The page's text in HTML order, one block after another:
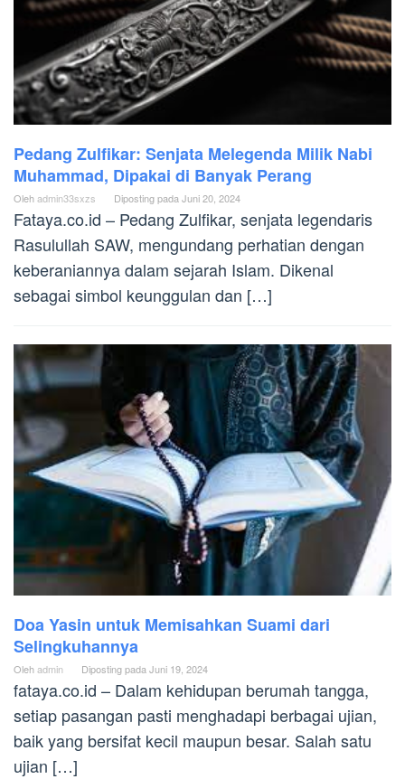
Pedang Zulfikar: Senjata Melegenda Milik Nabi
Muhammad, Dipakai di Banyak Perang
Olehadmin33sxzs Diposting pada Juni 20, 2024
Fataya.co.id – Pedang Zulfikar, senjata legendaris
Rasulullah SAW, mengundang perhatian dengan
keberaniannya dalam sejarah Islam. Dikenal
sebagai simbol keunggulan dan […]
Doa Yasin untuk Memisahkan Suami dari
Selingkuhannya
Olehadmin Diposting pada Juni 19, 2024
fataya.co.id – Dalam kehidupan berumah tangga,
setiap pasangan pasti menghadapi berbagai ujian,
baik yang bersifat kecil maupun besar. Salah satu
ujian […]